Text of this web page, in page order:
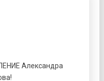
Александра